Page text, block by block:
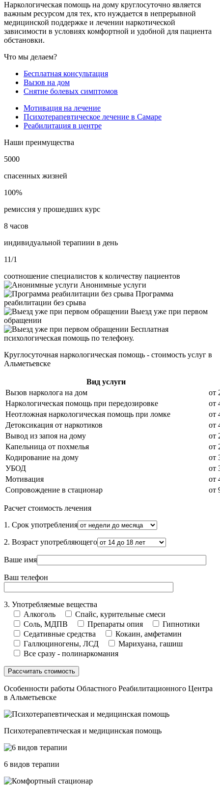
Наркологическая помощь на дому круглосуточно является
важным ресурсом для тех, кто нуждается в непрерывной
медицинской поддержке и лечении наркотической
зависимости в условиях комфортной и удобной для пациента
обстановки.
Что мы делаем?
Бесплатная консультация
Вызов на дом
Снятие болевых симптомов
Мотивация на лечение
Психотерапевтическое лечение в Самаре
Реабилитация в центре
Наши преимущества
5000
спасенных жизней
100%
ремиссия у прошедших курс
8 часов
индивидуальной терапиии в день
11/1
соотношение специалистов к количеству пациентов
Анонимные услуги
Программа
реабилитации без срыва
Выезд уже при первом
обращении
Бесплатная
психологическая помощь по телефону.
Круглосуточная наркологическая помощь - стоимость услуг в
Альметьевске
Вид услуги
Вызов нарколога на дом
от
Наркологическая помощь при передозировке
от
Неотложная наркологическая помощь при ломке
от
Детоксикация от наркотиков
от
Вывод из запоя на дому
от
Капельница от похмелья
от
Кодирование на дому
от
УБОД
от
Мотивация
от
Сопровождение в стационар
от
Расчет стоимость лечения
1. Срок употребления
2. Возраст употребляющего
Ваше имя
Ваш телефон
3. Употребляемые вещества
Алкоголь
Спайс, курительные смеси
Соль, МДПВ
Препараты опия
Гипнотики
Седативные средства
Кокаин, амфетамин
Галлюциногены, ЛСД
Марихуана, гашиш
Все сразу - полинаркомания
Особенности работы Областного Реабилитационного Центра
в Альметьевске
Психотерапевтическая и медицинская помощь
6 видов терапии